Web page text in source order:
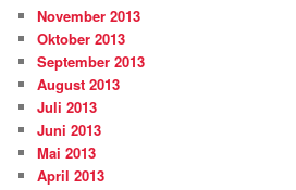
November 2013
Oktober 2013
September 2013
August 2013
Juli 2013
Juni 2013
Mai 2013
April 2013